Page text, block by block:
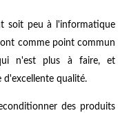
soit peu à l'informatique
ont comme point commun
n'est plus à faire, et
qualité.
des produits